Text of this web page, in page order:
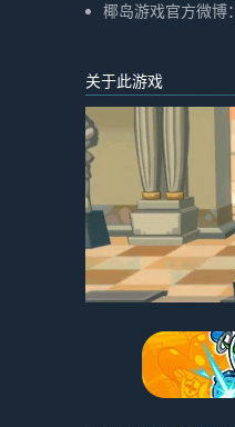
椰岛游戏官方微博：
关于此游戏